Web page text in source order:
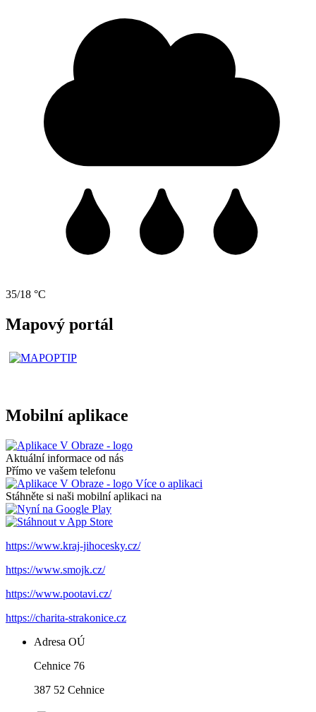
35/18 °C
Mapový portál
Mobilní aplikace
Aktuální informace od nás
Přímo ve vašem telefonu
Více o aplikaci
Stáhněte si naši mobilní aplikaci na
https://www.kraj-jihocesky.cz/
https://www.smojk.cz/
https://www.pootavi.cz/
https://charita-strakonice.cz
Adresa OÚ
Cehnice 76
387 52 Cehnice